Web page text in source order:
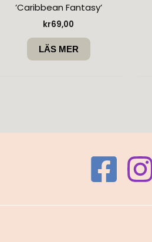
’Caribbean Fantasy’
kr69,00
LÄS MER